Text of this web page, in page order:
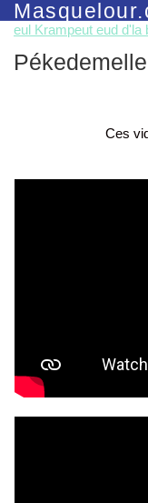
eul Krampeut eud d'la
Ces